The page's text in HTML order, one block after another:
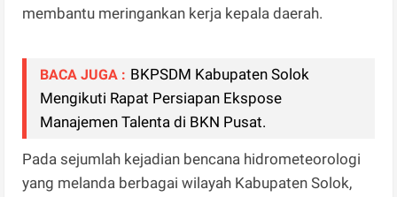
membantu meringankan kerja kepala daerah.
BACA JUGA : BKPSDM Kabupaten Solok
Mengikuti Rapat Persiapan Ekspose
Manajemen Talenta di BKN Pusat.
Pada sejumlah kejadian bencana hidrometeorologi
yang melanda berbagai wilayah Kabupaten Solok,